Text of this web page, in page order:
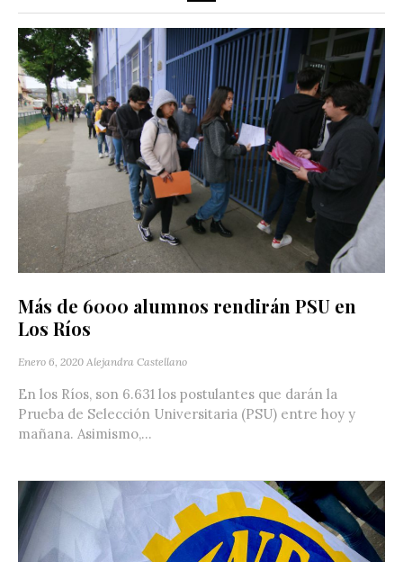
Más de 6000 alumnos rendirán PSU en
Los Ríos
Enero 6, 2020 Alejandra Castellano
En los Ríos, son 6.631 los postulantes que darán la
Prueba de Selección Universitaria (PSU) entre hoy y
mañana. Asimismo,...